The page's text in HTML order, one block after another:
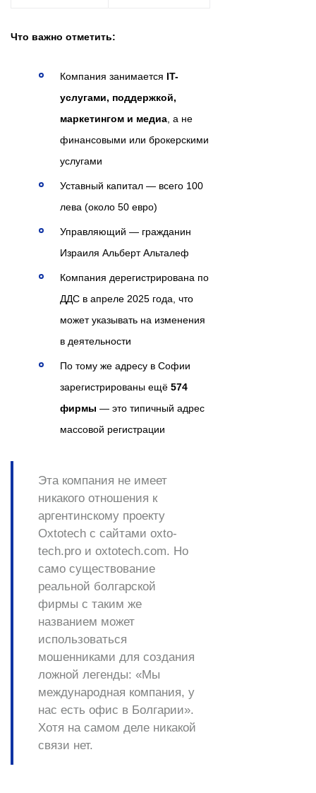
Что важно отметить:
Компания занимается IT-
услугами, поддержкой,
маркетингом и медиа , а не
финансовыми или брокерскими
услугами
Уставный капитал — всего 100
лева (около 50 евро)
Управляющий — гражданин
Израиля Альберт Альталеф
Компания дерегистрирована по
ДДС в апреле 2025 года, что
может указывать на изменения
в деятельности
По тому же адресу в Софии
зарегистрированы ещё 574
фирмы — это типичный адрес
массовой регистрации
Эта компания не имеет
никакого отношения к
аргентинскому проекту
Oxtotech с сайтами oxto-
tech.pro и oxtotech.com. Но
само существование
реальной болгарской
фирмы с таким же
названием может
использоваться
мошенниками для создания
ложной легенды: «Мы
международная компания, у
нас есть офис в Болгарии».
Хотя на самом деле никакой
связи нет.